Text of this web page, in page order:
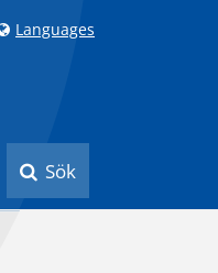
Languages
Sök